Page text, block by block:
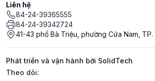
Liên hệ
84-24-39365555
84-24-39342724
41-43 phố Bà Triệu, phường Cửa Nam, TP.
Phát triển và vận hành bởi SolidTech
Mạng xã hội
Theo dõi: